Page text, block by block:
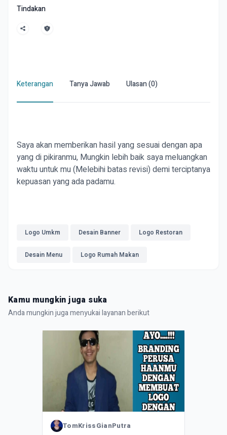
Tindakan
Keterangan Tanya Jawab Ulasan (0)
Saya akan memberikan hasil yang sesuai dengan apa
yang di pikiranmu, Mungkin lebih baik saya meluangkan
waktu untuk mu (Melebihi batas revisi) demi terciptanya
kepuasan yang ada padamu.
Logo Umkm Desain Banner Logo Restoran
Desain Menu Logo Rumah Makan
Kamu mungkin juga suka
Anda mungkin juga menyukai layanan berikut
TomKrissGianPutra